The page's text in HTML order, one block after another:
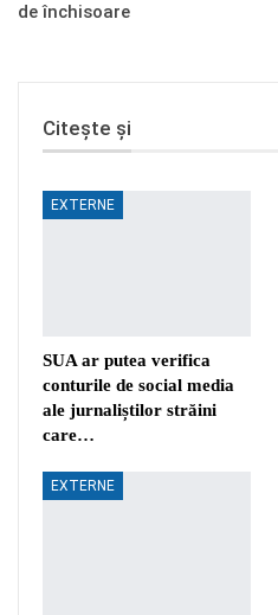
de închisoare
Citește și
EXTERNE
SUA ar putea verifica
conturile de social media
ale jurnaliștilor străini
care…
EXTERNE